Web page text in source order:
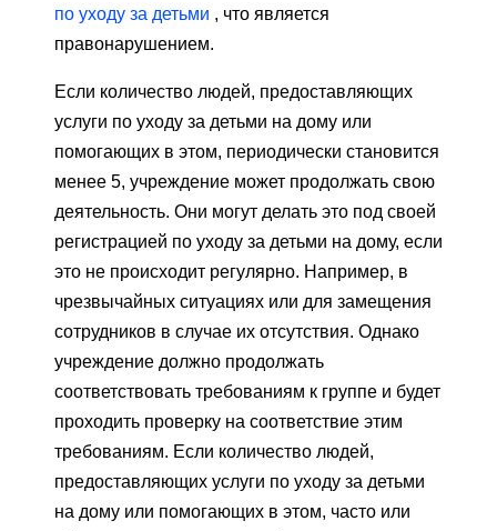
по уходу за детьми , что является
правонарушением.
Если количество людей, предоставляющих
услуги по уходу за детьми на дому или
помогающих в этом, периодически становится
менее 5, учреждение может продолжать свою
деятельность. Они могут делать это под своей
регистрацией по уходу за детьми на дому, если
это не происходит регулярно. Например, в
чрезвычайных ситуациях или для замещения
сотрудников в случае их отсутствия. Однако
учреждение должно продолжать
соответствовать требованиям к группе и будет
проходить проверку на соответствие этим
требованиям. Если количество людей,
предоставляющих услуги по уходу за детьми
на дому или помогающих в этом, часто или